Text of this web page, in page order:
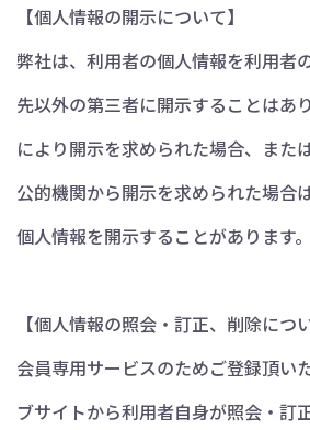
【個人情報の開示について】
弊社は、利用者の個人情報を利用者
先以外の第三者に開示することはあ
により開示を求められた場合、また
公的機関から開示を求められた場合
個人情報を開示することがあります。
【個人情報の照会・訂正、削除につ
会員専用サービスのためご登録頂い
ブサイトから利用者自身が照会・訂